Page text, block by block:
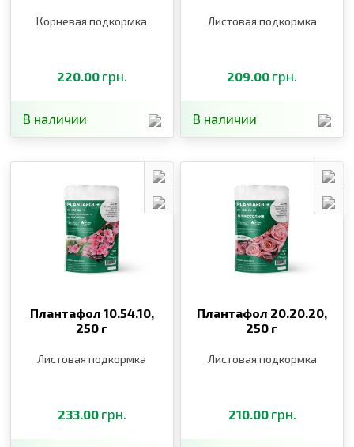
Корневая подкормка
220.00 грн.
В наличии
Листовая подкормка
209.00 грн.
В наличии
Плантафол 10.54.10,
250 г
Листовая подкормка
233.00 грн.
Плантафол 20.20.20,
250 г
Листовая подкормка
210.00 грн.